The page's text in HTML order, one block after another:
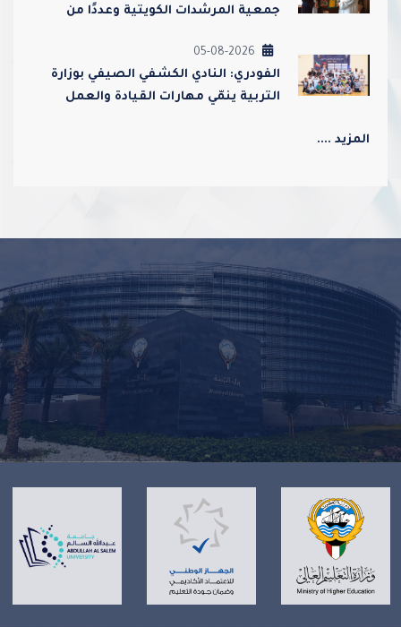
جمعية المرشدات الكويتية وعددًا من
05-08-2026
الفودري: النادي الكشفي الصيفي بوزارة
التربية ينمّي مهارات القيادة والعمل
المزيد ....